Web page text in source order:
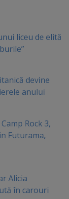
liceu de elită
devine
anului
Rock 3,
Futurama,
Alicia
în carouri